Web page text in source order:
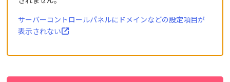
サーバーコントロールパネルにドメインなどの設定項目が
表示されない